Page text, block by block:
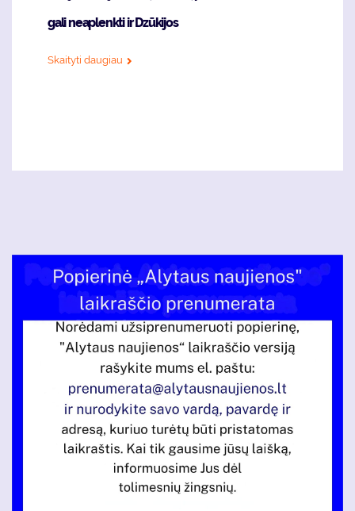
gali neaplenkti ir Dzūkijos
Skaityti daugiau